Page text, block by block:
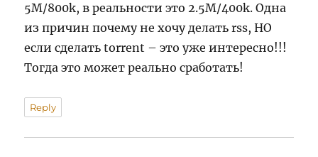
5М/800k, в реальности это 2.5M/400k. Одна
из причин почему не хочу делать rss, НО
если сделать torrent – это уже интересно!!!
Тогда это может реально сработать!
Reply